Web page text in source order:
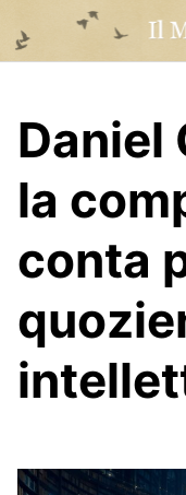
content
Daniel
la
conta